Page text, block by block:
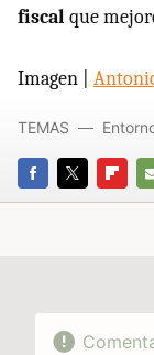
fiscalque
Imagen |
FACEBOOK
TWITTER
TEMAS